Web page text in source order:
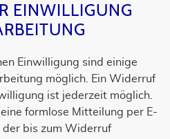
EINWILLIGUNG
Einwilligung sind einige
möglich. Ein Widerruf
ist jederzeit möglich.
formlose Mitteilung per E-
bis zum Widerruf